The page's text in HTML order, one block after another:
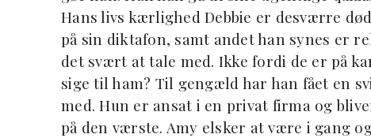
Hans livs kærlighed Debbie er desværre
på sin diktafon, samt andet han synes er
det svært at tale med. Ikke fordi de er på
sige til ham? Til gengæld har han fået en
med. Hun er ansat i en privat firma og
på den værste. Amy elsker at være i gang